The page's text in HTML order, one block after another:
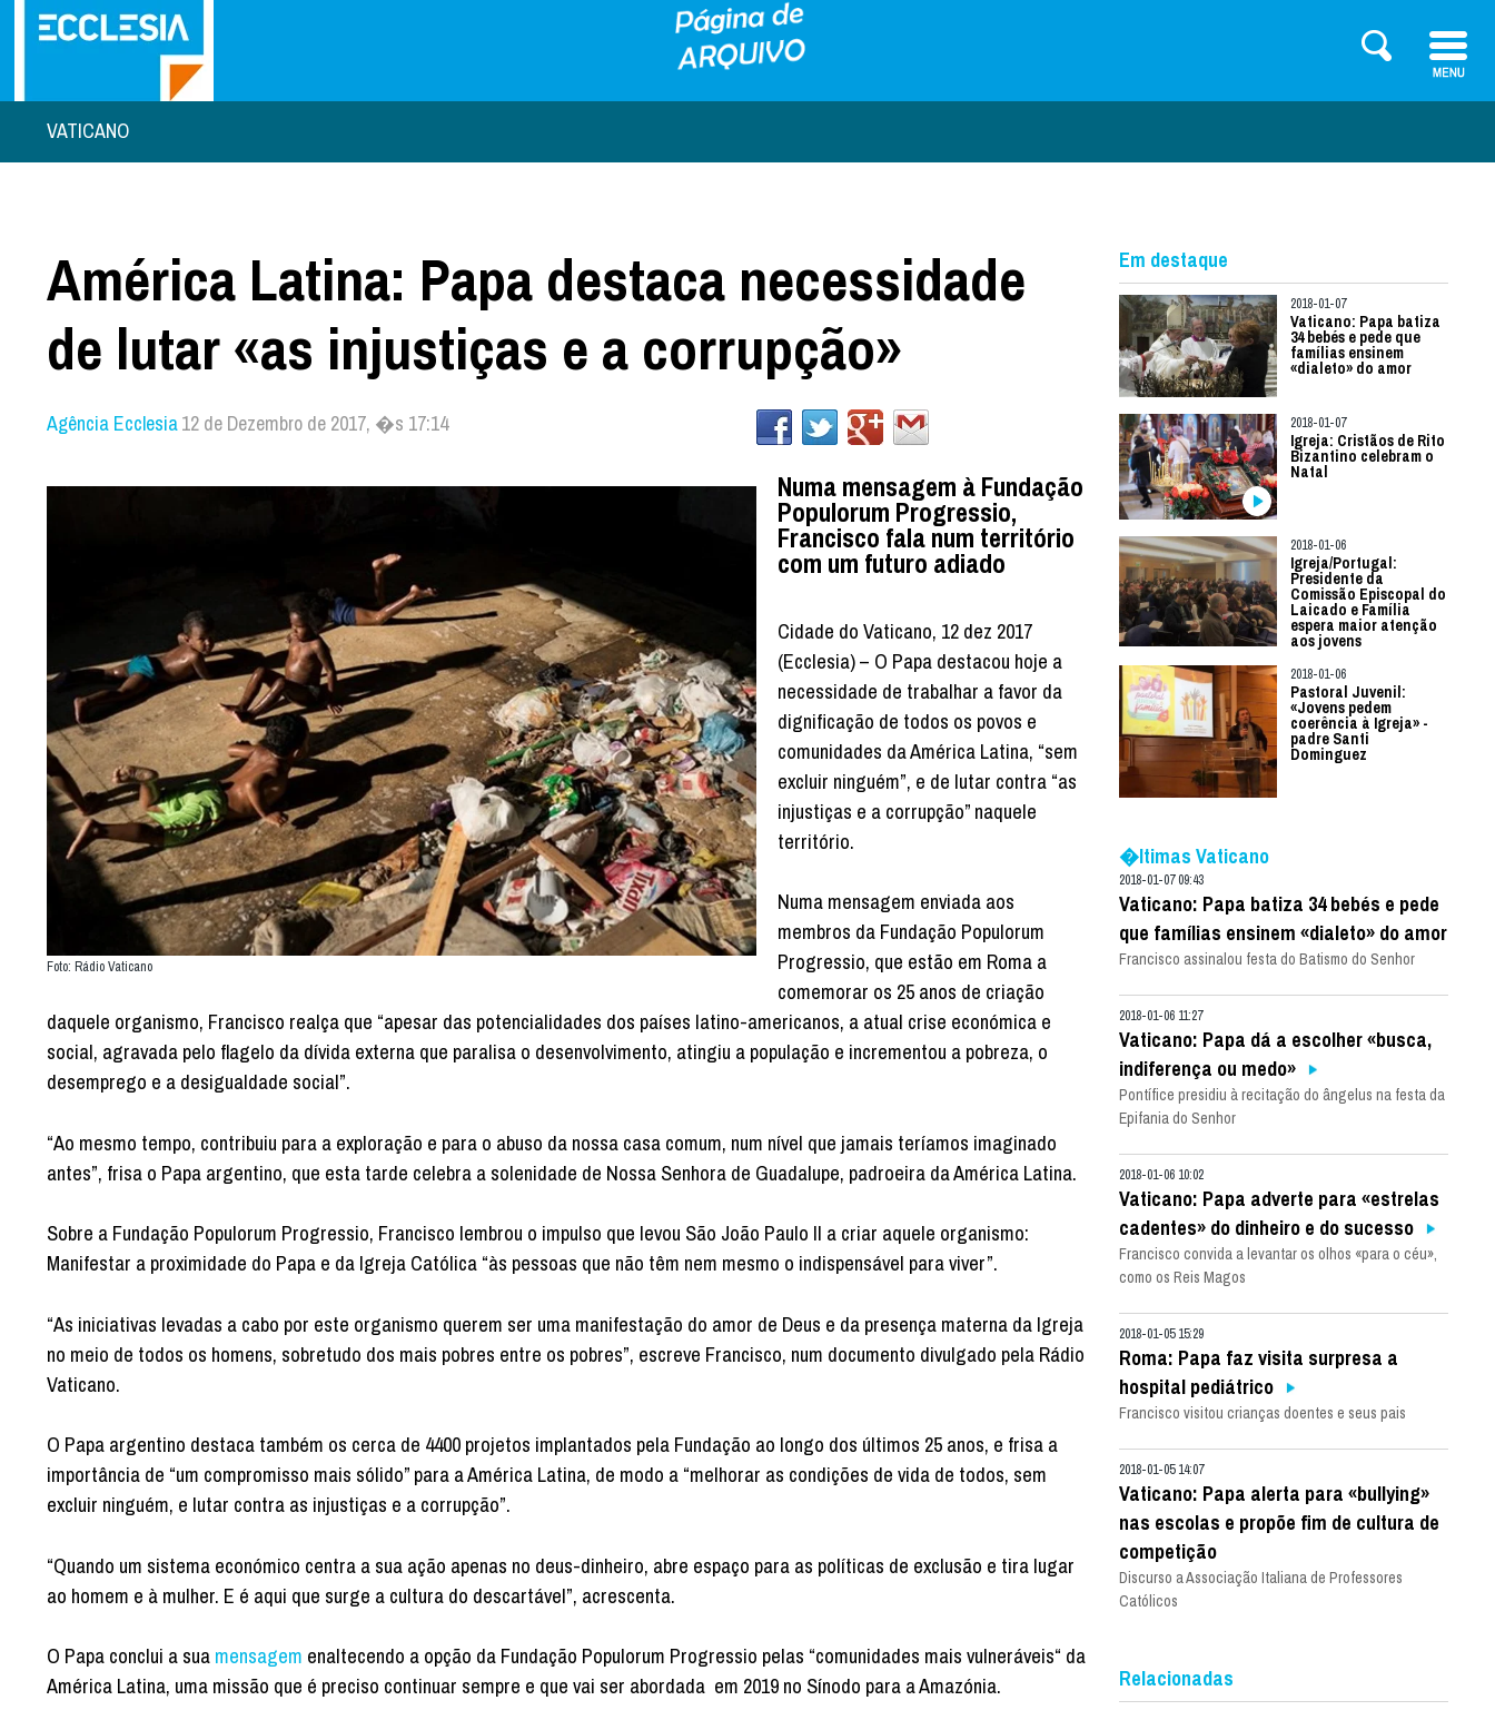
VATICANO
América Latina: Papa destaca necessidade
de lutar «as injustiças e a corrupção»
Agência Ecclesia12 de Dezembro de 2017, �s 17:14
Foto: Rádio Vaticano
Numa mensagem à Fundação
Populorum Progressio,
Francisco fala num território
com um futuro adiado
Cidade do Vaticano, 12 dez 2017
(Ecclesia) – O Papa destacou hoje a
necessidade de trabalhar a favor da
dignificação de todos os povos e
comunidades da América Latina, “sem
excluir ninguém”, e de lutar contra “as
injustiças e a corrupção” naquele
território.
Numa mensagem enviada aos
membros da Fundação Populorum
Progressio, que estão em Roma a
comemorar os 25 anos de criação
daquele organismo, Francisco realça que “apesar das potencialidades dos países latino-americanos, a atual crise económica e
social, agravada pelo flagelo da dívida externa que paralisa o desenvolvimento, atingiu a população e incrementou a pobreza, o
desemprego e a desigualdade social”.
“Ao mesmo tempo, contribuiu para a exploração e para o abuso da nossa casa comum, num nível que jamais teríamos imaginado
antes”, frisa o Papa argentino, que esta tarde celebra a solenidade de Nossa Senhora de Guadalupe, padroeira da América Latina.
Sobre a Fundação Populorum Progressio, Francisco lembrou o impulso que levou São João Paulo II a criar aquele organismo:
Manifestar a proximidade do Papa e da Igreja Católica “às pessoas que não têm nem mesmo o indispensável para viver”.
“As iniciativas levadas a cabo por este organismo querem ser uma manifestação do amor de Deus e da presença materna da Igreja
no meio de todos os homens, sobretudo dos mais pobres entre os pobres”, escreve Francisco, num documento divulgado pela Rádio
Vaticano.
O Papa argentino destaca também os cerca de 4400 projetos implantados pela Fundação ao longo dos últimos 25 anos, e frisa a
importância de “um compromisso mais sólido” para a América Latina, de modo a “melhorar as condições de vida de todos, sem
excluir ninguém, e lutar contra as injustiças e a corrupção”.
“Quando um sistema económico centra a sua ação apenas no deus-dinheiro, abre espaço para as políticas de exclusão e tira lugar
ao homem e à mulher. E é aqui que surge a cultura do descartável”, acrescenta.
O Papa conclui a sua mensagem enaltecendo a opção da Fundação Populorum Progressio pelas “comunidades mais vulneráveis“ da
América Latina, uma missão que é preciso continuar sempre e que vai ser abordada em 2019 no Sínodo para a Amazónia.
Em destaque
2018-01-07
Vaticano: Papa batiza
34 bebés e pede que
famílias ensinem
«dialeto» do amor
2018-01-07
Igreja: Cristãos de Rito
Bizantino celebram o
Natal
2018-01-06
Igreja/Portugal:
Presidente da
Comissão Episcopal do
Laicado e Família
espera maior atenção
aos jovens
2018-01-06
Pastoral Juvenil:
«Jovens pedem
coerência à Igreja» -
padre Santi
Dominguez
�ltimas Vaticano
2018-01-07 09:43
Vaticano: Papa batiza 34 bebés e pede
que famílias ensinem «dialeto» do amor
Francisco assinalou festa do Batismo do Senhor
2018-01-06 11:27
Vaticano: Papa dá a escolher «busca,
indiferença ou medo»
Pontífice presidiu à recitação do ângelus na festa da
Epifania do Senhor
2018-01-06 10:02
Vaticano: Papa adverte para «estrelas
cadentes» do dinheiro e do sucesso
Francisco convida a levantar os olhos «para o céu»,
como os Reis Magos
2018-01-05 15:29
Roma: Papa faz visita surpresa a
hospital pediátrico
Francisco visitou crianças doentes e seus pais
2018-01-05 14:07
Vaticano: Papa alerta para «bullying»
nas escolas e propõe fim de cultura de
competição
Discurso a Associação Italiana de Professores
Católicos
Relacionadas